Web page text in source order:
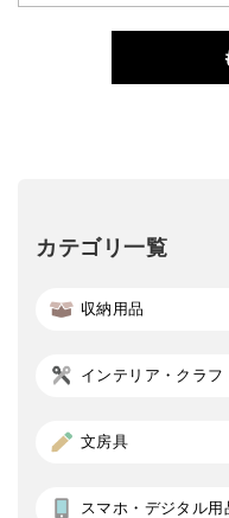
カテゴリ一覧
収納用品
インテリア・クラフ
文房具
スマホ・デジタル用